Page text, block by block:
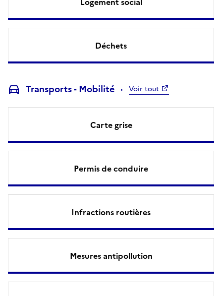
Déchets
Transports - Mobilité Voir tout
Carte grise
Permis de conduire
Infractions routières
Mesures antipollution